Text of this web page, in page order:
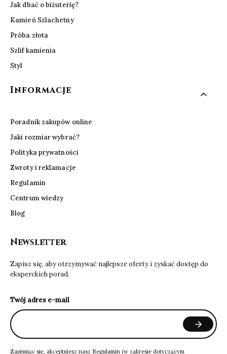
Jak dbać o biżuterię?
Kamień Szlachetny
Próba złota
Szlif kamienia
Styl
Informacje
Poradnik zakupów online
Jaki rozmiar wybrać?
Polityka prywatności
Zwroty i reklamacje
Regulamin
Centrum wiedzy
Blog
Newsletter
Zapisz się, aby otrzymywać najlepsze oferty i zyskać dostęp do
eksperckich porad.
Twój adres e-mail
Zapisując się, akceptujesz nasz Regulamin (w zakresie dotyczącym